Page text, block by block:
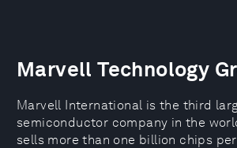
Marvell Technology
Marvell International is the third
semiconductor company in the
sells more than one billion chips